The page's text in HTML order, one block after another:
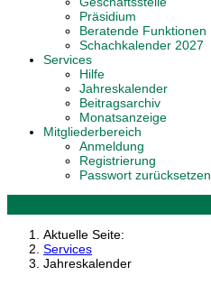
Präsidium
Beratende Funktionen
Schachkalender 2027
Services
Hilfe
Jahreskalender
Beitragsarchiv
Monatsanzeige
Mitgliederbereich
Anmeldung
Registrierung
Passwort zurücksetzen
Aktuelle Seite:
Services
Jahreskalender